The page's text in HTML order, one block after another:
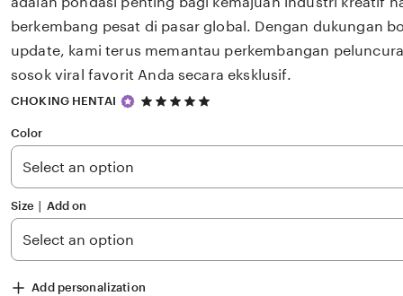
berkembang pesat di pasar global. Dengan dukungan
update, kami terus memantau perkembangan
sosok viral favorit Anda secara eksklusif.
CHOKING HENTAI
5
5
Color
Size ∣ Add on
Add personalization